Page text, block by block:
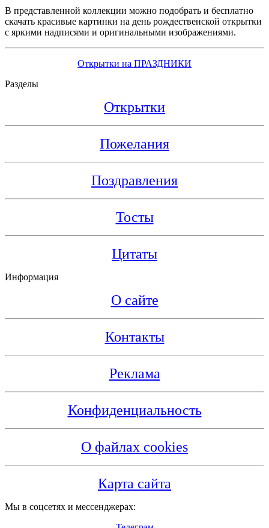
В представленной коллекции можно подобрать и бесплатно
скачать красивые картинки на день рождественской открытки
с яркими надписями и оригинальными изображениями.
Открытки на ПРАЗДНИКИ
Разделы
Открытки
Пожелания
Поздравления
Тосты
Цитаты
Информация
О сайте
Контакты
Реклама
Конфиденциальность
О файлах cookies
Карта сайта
Мы в соцсетях и мессенджерах: